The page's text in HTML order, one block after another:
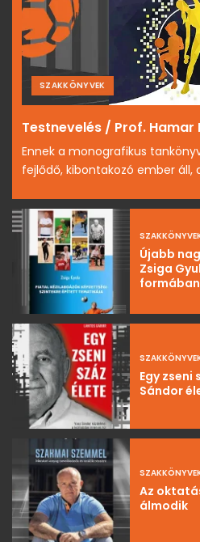
SZAKKÖNYVEK
Testnevelés / Prof. Hamar
Ennek a monografikus
fejlődő, kibontakozó ember áll,
Újabb
Zsiga
formában
Egy zseni
Sándor
Az
álmodik